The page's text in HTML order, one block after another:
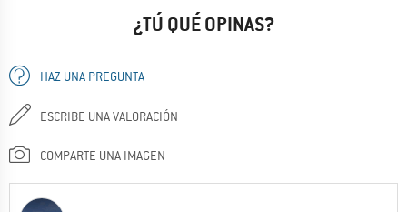
¿TÚ QUÉ OPINAS?
HAZ UNA PREGUNTA
ESCRIBE UNA VALORACIÓN
COMPARTE UNA IMAGEN